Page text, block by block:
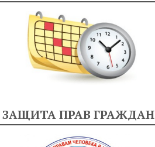
ЗАЩИТА ПРАВ ГРАЖДАН